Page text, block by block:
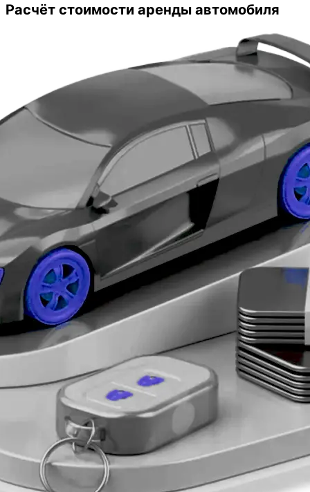
оказались очень даже выгодные.
Расчёт стоимости аренды автомобиля